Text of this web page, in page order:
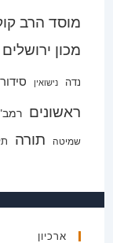
מוסד הרב
מכון ירושלים
נדה נישואין סידור
ראשונים
שמיטה תורה
ארכיון